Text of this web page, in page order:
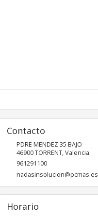
Contacto
PDRE MENDEZ 35 BAJO
46900TORRENT,Valencia
961291100
nadasinsolucion@pcmas.es
Horario